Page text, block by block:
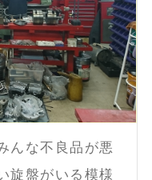
んな不良品が悪
旋盤がいる模様